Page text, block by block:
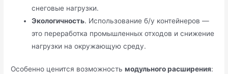
снеговые нагрузки.
Экологичность. Использование б/у контейнеров —
это переработка промышленных отходов и снижение
нагрузки на окружающую среду.
Особенно ценится возможностьмодульного расширения: